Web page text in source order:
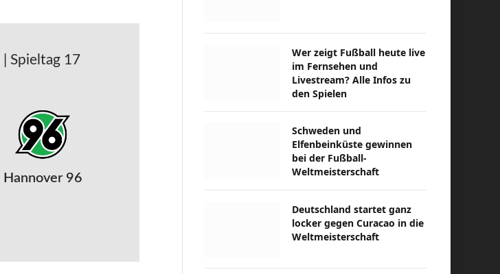
| Spieltag 17
Hannover 96
Wer zeigt Fußball heute live
im Fernsehen und
Livestream? Alle Infos zu
den Spielen
Schweden und
Elfenbeinküste gewinnen
bei der Fußball-
Weltmeisterschaft
Deutschland startet ganz
locker gegen Curacao in die
Weltmeisterschaft